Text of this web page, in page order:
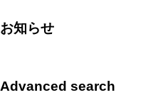
お知らせ
Advanced search